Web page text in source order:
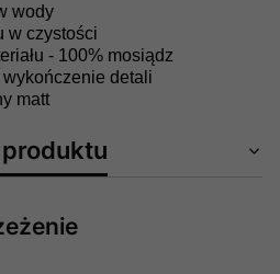
wody
w czystości
- 100% mosiądz
detali
matt